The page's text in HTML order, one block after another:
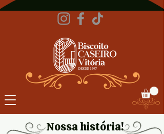
Nossa história!